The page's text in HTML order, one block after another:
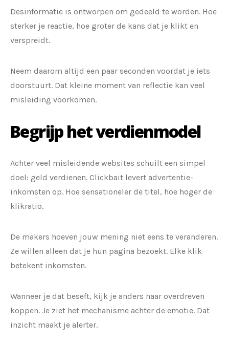
Desinformatie is ontworpen om gedeeld te worden. Hoe
sterker je reactie, hoe groter de kans dat je klikt en
verspreidt.
Neem daarom altijd een paar seconden voordat je iets
doorstuurt. Dat kleine moment van reflectie kan veel
misleiding voorkomen.
Begrijp het verdienmodel
Achter veel misleidende websites schuilt een simpel
doel: geld verdienen. Clickbait levert advertentie-
inkomsten op. Hoe sensationeler de titel, hoe hoger de
klikratio.
De makers hoeven jouw mening niet eens te veranderen.
Ze willen alleen dat je hun pagina bezoekt. Elke klik
betekent inkomsten.
Wanneer je dat beseft, kijk je anders naar overdreven
koppen. Je ziet het mechanisme achter de emotie. Dat
inzicht maakt je alerter.